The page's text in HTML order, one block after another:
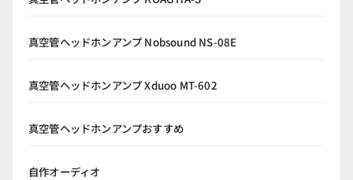
真空管ヘッドホンアンプ Nobsound NS-08E
真空管ヘッドホンアンプ Xduoo MT-602
真空管ヘッドホンアンプおすすめ
自作オーディオ